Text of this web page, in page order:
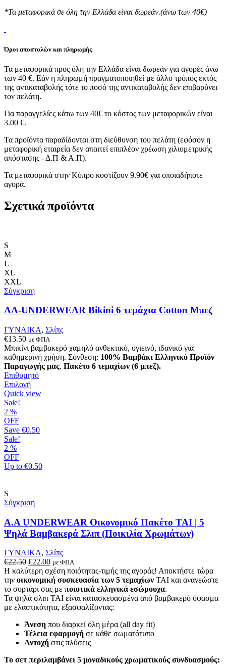
*Τα μεταφορικά σε όλη την Ελλάδα είναι δωρεάν.(άνω των 40€)
Όροι αποστολών και πληρωμής
Τα μεταφορικά προς όλη την Ελλάδα είναι δωρεάν για αγορές άνω
των 40 €. Εάν η πληρωμή πραγματοποιηθεί με άλλο τρόπος εκτός
της αντικαταβολής τότε το ποσό της αντικαταβολής δεν επιβαρύνει
τον πελάτη.
Για παραγγελίες κάτω των 40€ το κόστος των μεταφορικών είναι
3.00 €.
Τα προϊόντα παραδίδονται στη διεύθυνση του πελάτη (εφόσον η
μεταφορική εταιρεία δεν απαιτεί επιπλέον χρέωση χιλιομετρικής
απόστασης - Δ.Π & Α.Π).
Τα μεταφορικά στην Κύπρο κοστίζουν 9.90€ για οποιαδήποτε
αγορά.
Σχετικά προϊόντα
S
M
L
XL
XXL
Σύγκριση
AA-UNDERWEAR Bikini 6 τεμάχια Cotton Μπεζ
ΓΥΝΑΙΚΑ, Σλίπς
€13.50 με ΦΠΑ
Μπικίνι βαμβακερό χαμηλό ανθεκτικό, υγιεινό, ιδανικό για
καθημερινή χρήση. Σύνθεση: 100% Βαμβάκι Ελληνικό Προϊόν
Παραγωγής μας. Πακέτο 6 τεμαχίων (6 μπεζ).
Επιθυμητό
ΕπιλογήΑυτό
το
παραλλαγές.
να
του
Quick view
Sale!
2 %
OFF
Save €0.50
Sale!
2 %
OFF
Up to €0.50
S
Σύγκριση
A.A UNDERWEAR Οικονομικό Πακέτο TAI | 5
Ψηλά Βαμβακερά Σλιπ (Ποικιλία Χρωμάτων)
ΓΥΝΑΙΚΑ, Σλίπς
€22.50 Original
price
was:
€22.50.
€22.00Η
τρέχουσα
τιμή
είναι:
€22.00.
με ΦΠΑ
Η καλύτερη σχέση ποιότητας-τιμής της αγοράς! Αποκτήστε τώρα
την οικονομική συσκευασία των 5 τεμαχίων TAI και ανανεώστε
το συρτάρι σας με ποιοτικά ελληνικά εσώρουχα.
Τα ψηλά σλιπ TAI είναι κατασκευασμένα από βαμβακερό ύφασμα
με ελαστικότητα, εξασφαλίζοντας:
Άνεση που διαρκεί όλη μέρα (all day fit)
Τέλεια εφαρμογή σε κάθε σωματότυπο
Αντοχή στις πλύσεις
Το σετ περιλαμβάνει 5 μοναδικούς χρωματικούς συνδυασμούς: